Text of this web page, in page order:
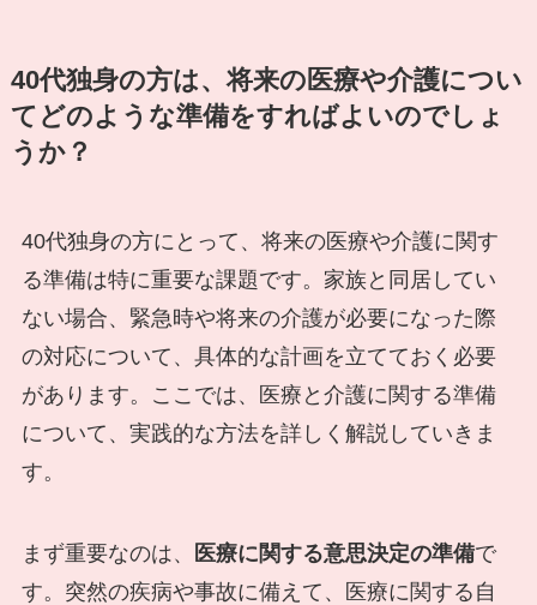
40代独身の方は、将来の医療や介護につい
てどのような準備をすればよいのでしょ
うか？
40代独身の方にとって、将来の医療や介護に関す
る準備は特に重要な課題です。家族と同居してい
ない場合、緊急時や将来の介護が必要になった際
の対応について、具体的な計画を立てておく必要
があります。ここでは、医療と介護に関する準備
について、実践的な方法を詳しく解説していきま
す。
まず重要なのは、 医療に関する意思決定の準備で
す。突然の疾病や事故に備えて、医療に関する自